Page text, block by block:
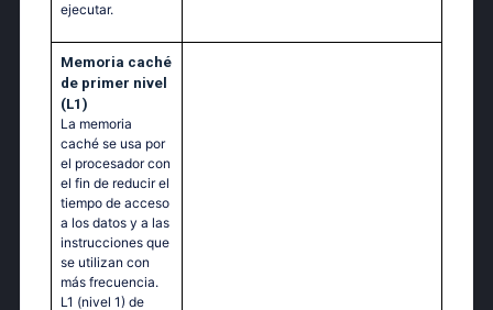
ejecutar.
Memoria caché
de primer nivel
(L1)
La memoria
caché se usa por
el procesador con
el fin de reducir el
tiempo de acceso
a los datos y a las
instrucciones que
se utilizan con
más frecuencia.
L1 (nivel 1) de